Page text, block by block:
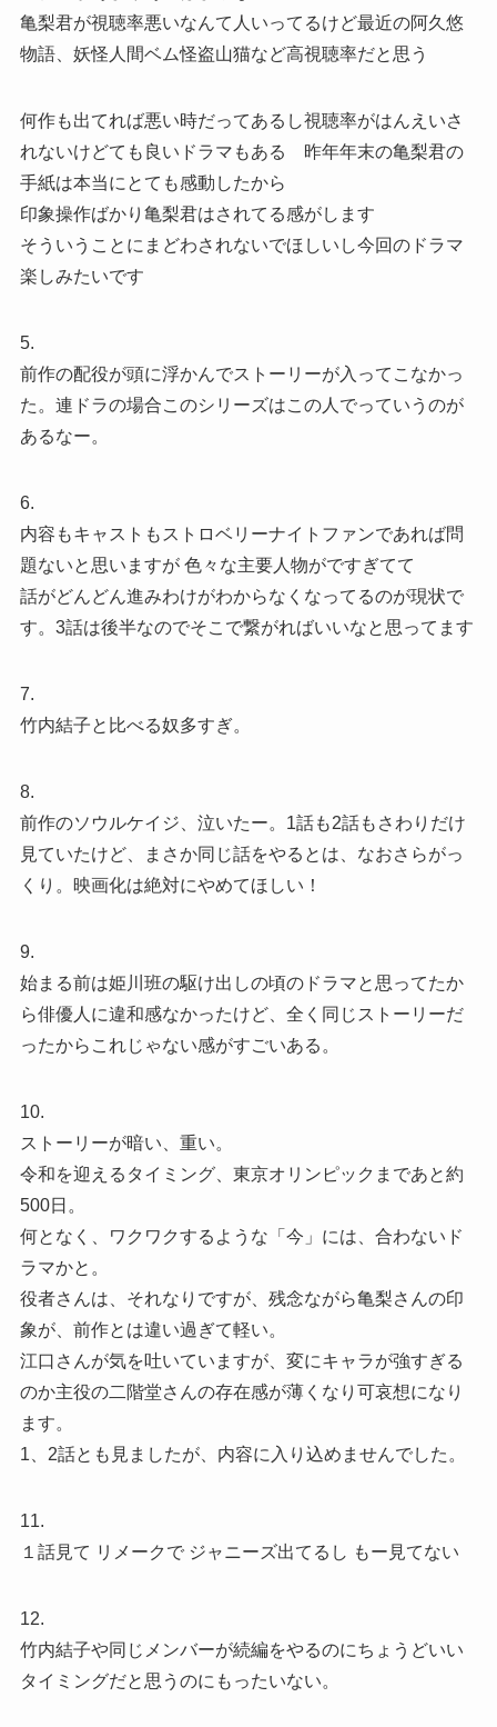
亀梨君が視聴率悪いなんて人いってるけど最近の阿久悠
物語、妖怪人間ベム怪盗山猫など高視聴率だと思う
何作も出てれば悪い時だってあるし視聴率がはんえいさ
れないけどても良いドラマもある 昨年年末の亀梨君の
手紙は本当にとても感動したから
印象操作ばかり亀梨君はされてる感がします
そういうことにまどわされないでほしいし今回のドラマ
楽しみたいです
5.
前作の配役が頭に浮かんでストーリーが入ってこなかっ
た。連ドラの場合このシリーズはこの人でっていうのが
あるなー。
6.
内容もキャストもストロベリーナイトファンであれば問
題ないと思いますが 色々な主要人物がですぎてて
話がどんどん進みわけがわからなくなってるのが現状で
す。3話は後半なのでそこで繋がればいいなと思ってます
7.
竹内結子と比べる奴多すぎ。
8.
前作のソウルケイジ、泣いたー。1話も2話もさわりだけ
見ていたけど、まさか同じ話をやるとは、なおさらがっ
くり。映画化は絶対にやめてほしい！
9.
始まる前は姫川班の駆け出しの頃のドラマと思ってたか
ら俳優人に違和感なかったけど、全く同じストーリーだ
ったからこれじゃない感がすごいある。
10.
ストーリーが暗い、重い。
令和を迎えるタイミング、東京オリンピックまであと約
500日。
何となく、ワクワクするような「今」には、合わないド
ラマかと。
役者さんは、それなりですが、残念ながら亀梨さんの印
象が、前作とは違い過ぎて軽い。
江口さんが気を吐いていますが、変にキャラが強すぎる
のか主役の二階堂さんの存在感が薄くなり可哀想になり
ます。
1、2話とも見ましたが、内容に入り込めませんでした。
11.
１話見て リメークで ジャニーズ出てるし もー見てない
12.
竹内結子や同じメンバーが続編をやるのにちょうどいい
タイミングだと思うのにもったいない。